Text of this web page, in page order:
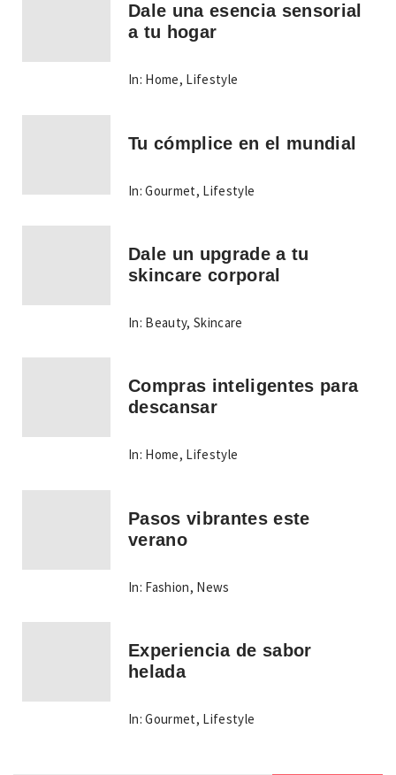
Dale una esencia sensorial
a tu hogar
In: Home, Lifestyle
Tu cómplice en el mundial
In: Gourmet, Lifestyle
Dale un upgrade a tu
skincare corporal
In: Beauty,Skincare
Compras inteligentes para
descansar
In: Home, Lifestyle
Pasos vibrantes este
verano
In: Fashion, News
Experiencia de sabor
helada
In: Gourmet, Lifestyle